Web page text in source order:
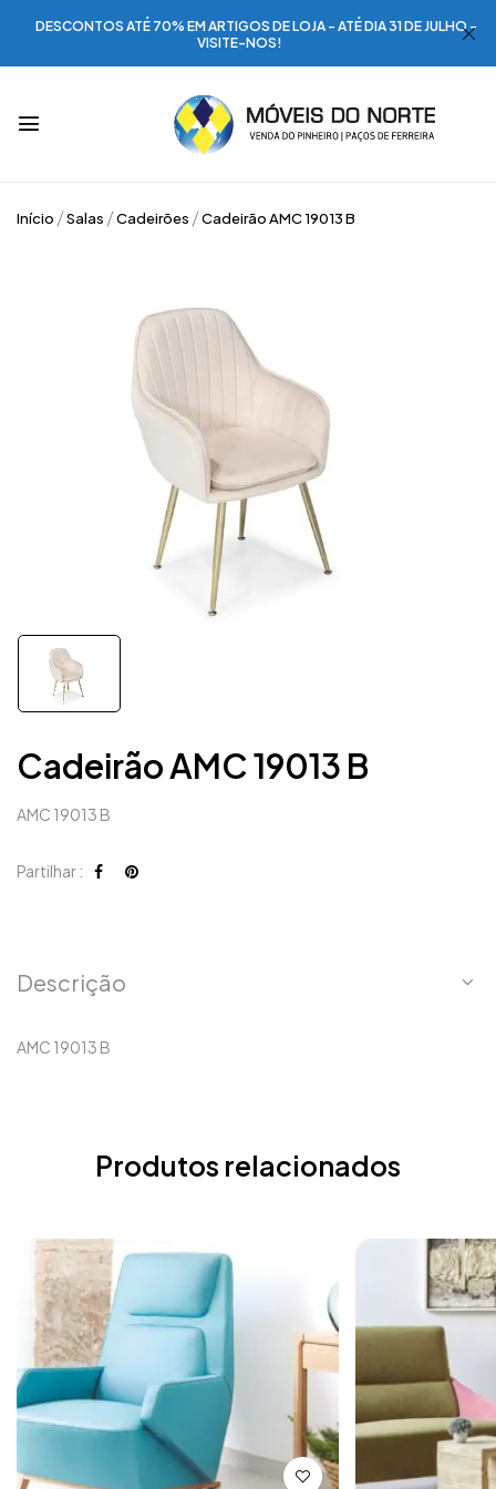
DESCONTOS ATÉ 70% EM ARTIGOS DE LOJA - ATÉ DIA 31 DE JULHO -
VISITE-NOS!
Início Salas Cadeirões Cadeirão AMC 19013 B
Cadeirão AMC 19013 B
AMC 19013 B
Partilhar :
Descrição
AMC 19013 B
Produtos relacionados